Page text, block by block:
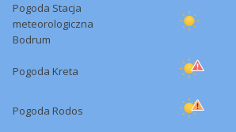
Pogoda Stacja
meteorologiczna
Bodrum
Pogoda Kreta
Pogoda Rodos